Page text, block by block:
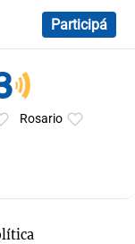
Participá
Rosario